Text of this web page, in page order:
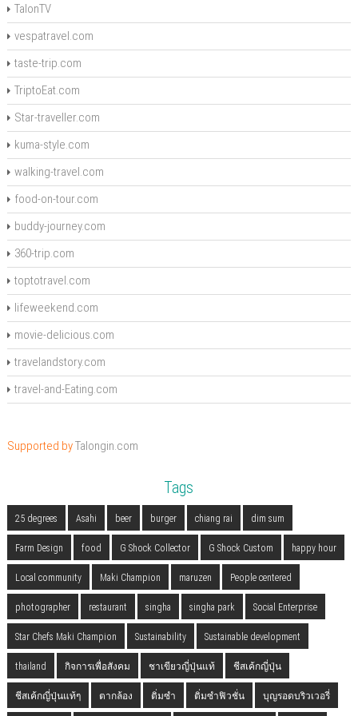
TalonTV
vespatravel.com
taste-trip.com
TriptoEat.com
Star-traveller.com
kuma-style.com
walking-travel.com
food-on-tour.com
buddy-journey.com
360-trip.com
toptotravel.com
lifeweekend.com
movie-delicious.com
travelandstory.com
travel-and-Eating.com
Supported byTalongin.com
Tags
25 degrees Asahi beer burger chiang rai dim sum
Farm Design food G Shock Collector G Shock Custom happy hour
Local community Maki Champion maruzen People centered
photographer restaurant singha singha park Social Enterprise
Star Chefs Maki Champion Sustainability Sustainable development
thailand กิจการเพื่อสังคม ชาเขียวญี่ปุ่นแท้ ชีสเค้กญี่ปุ่น
ชีสเค้กญี่ปุ่นแท้ๆ ตากล้อง ติ่มซำ ติ่มซำฟิวชั่น บุญรอดบริวเวอรี่